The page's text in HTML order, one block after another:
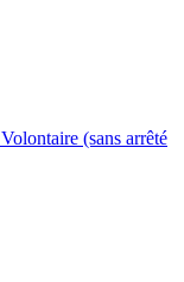
Volontaire (sans arrêté